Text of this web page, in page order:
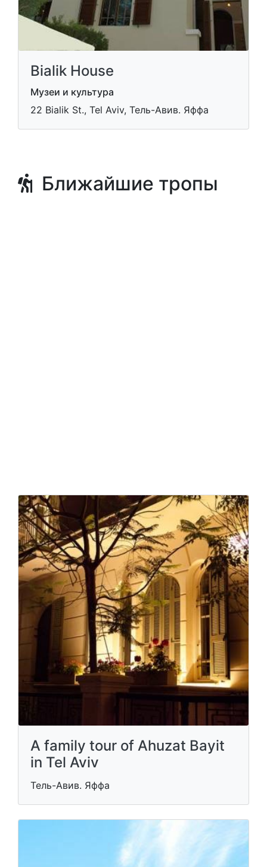
Bialik House
Музеи и культура
22 Bialik St., Tel Aviv, Тель-Авив. Яффа
Ближайшие тропы
A family tour of Ahuzat Bayit
in Tel Aviv
Тель-Авив. Яффа